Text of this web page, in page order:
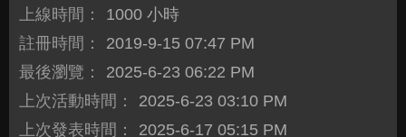
上線時間：
1000 小時
註冊時間：
2019-9-15 07:47 PM
最後瀏覽：
2025-6-23 06:22 PM
上次活動時間：
2025-6-23 03:10 PM
上次發表時間：
2025-6-17 05:15 PM